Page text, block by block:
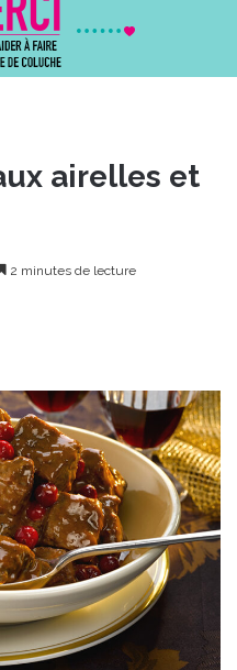
airelles et
2 minutes de lecture